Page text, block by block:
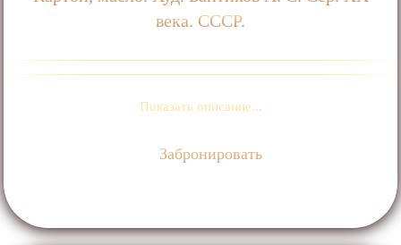
века. СССР.
Показать описание...
Забронировать